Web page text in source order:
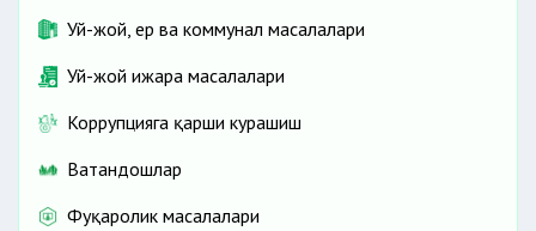
Уй-жой, ер ва коммунал масалалари
Уй-жой ижара масалалари
Коррупцияга қарши курашиш
Ватандошлар
Фуқаролик масалалари